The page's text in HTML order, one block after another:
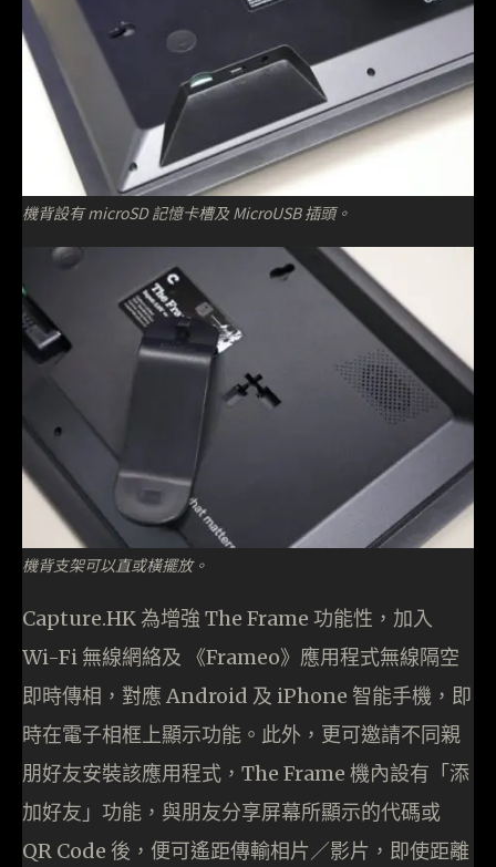
機背設有 microSD 記憶卡槽及 MicroUSB 插頭。
機背支架可以直或橫擺放。
Capture.HK 為增強 The Frame 功能性，加入
Wi-Fi 無線網絡及 《Frameo》應用程式無線隔空
即時傳相，對應 Android 及 iPhone 智能手機，即
時在電子相框上顯示功能。此外，更可邀請不同親
朋好友安裝該應用程式，The Frame 機內設有「添
加好友」功能，與朋友分享屏幕所顯示的代碼或
QR Code 後，便可遙距傳輸相片／影片，即使距離